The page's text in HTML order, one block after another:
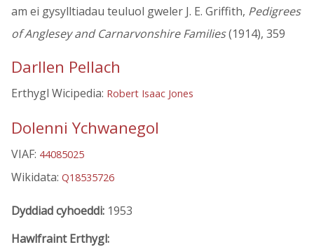
am ei gysylltiadau teuluol gweler J. E. Griffith, Pedigrees
of Anglesey and Carnarvonshire Families(1914), 359
Darllen Pellach
Erthygl Wicipedia: Robert Isaac Jones
Dolenni Ychwanegol
VIAF: 44085025
Wikidata: Q18535726
Dyddiad cyhoeddi: 1953
Hawlfraint Erthygl: